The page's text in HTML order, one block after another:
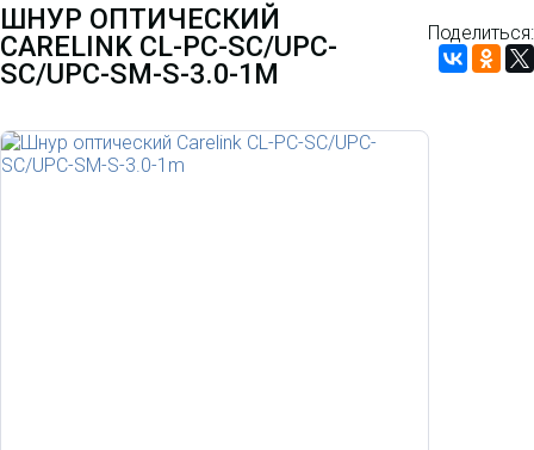
ШНУР ОПТИЧЕСКИЙ
CARELINK CL-PC-SC/UPC-
SC/UPC-SM-S-3.0-1M
Поделиться: